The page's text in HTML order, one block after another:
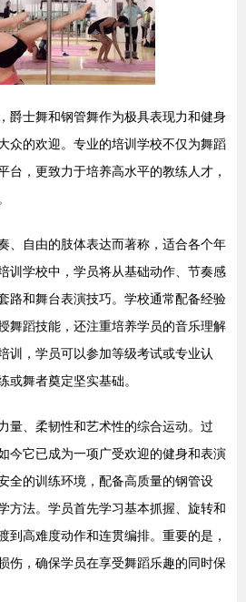
爵士舞和钢管舞作为极具表现力和健身
众的欢迎。专业的培训学校不仅为舞蹈
台，更致力于培养高水平的教练人才，
、自由的肢体表达而著称，适合各个年
训学校中，学员将从基础动作、节奏感
路和舞台表演技巧。学校通常配备经验
舞蹈技能，还注重培养学员的音乐理解
训，学员可以参加等级考试或专业认
或舞者奠定坚实基础。
量、柔韧性和艺术性的综合运动。过
今它已成为一项广受欢迎的健身和表演
全的训练环境，配备高质量的钢管设
方法。学员首先学习基本抓握、旋转和
到高难度动作和连贯编排。重要的是，
伤，确保学员在享受舞蹈乐趣的同时保